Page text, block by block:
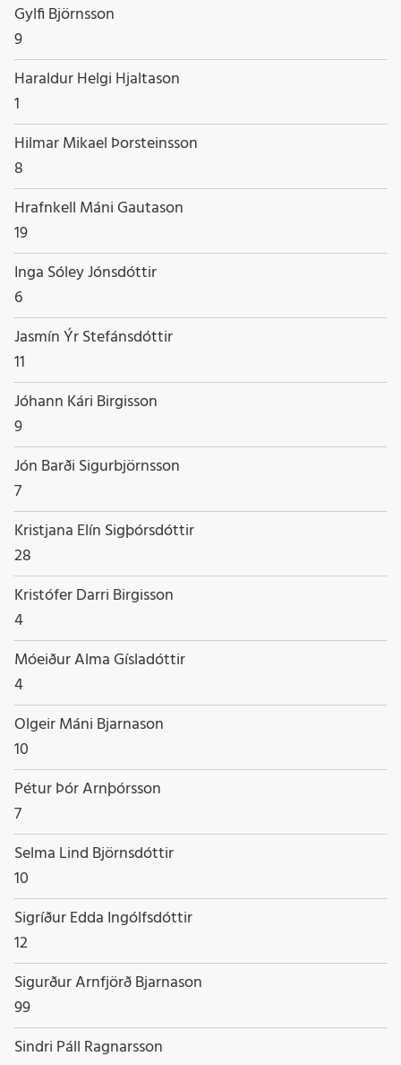
Nafn
Gylfi Björnsson
Starfsheiti
9
Nafn
Haraldur Helgi Hjaltason
Starfsheiti
1
Nafn
Hilmar Mikael Þorsteinsson
Starfsheiti
8
Nafn
Hrafnkell Máni Gautason
Starfsheiti
19
Nafn
Inga Sóley Jónsdóttir
Starfsheiti
6
Nafn
Jasmín Ýr Stefánsdóttir
Starfsheiti
11
Nafn
Jóhann Kári Birgisson
Starfsheiti
9
Nafn
Jón Barði Sigurbjörnsson
Starfsheiti
7
Nafn
Kristjana Elín Sigþórsdóttir
Starfsheiti
28
Nafn
Kristófer Darri Birgisson
Starfsheiti
4
Nafn
Móeiður Alma Gísladóttir
Starfsheiti
4
Nafn
Olgeir Máni Bjarnason
Starfsheiti
10
Nafn
Pétur Þór Arnþórsson
Starfsheiti
7
Nafn
Selma Lind Björnsdóttir
Starfsheiti
10
Nafn
Sigríður Edda Ingólfsdóttir
Starfsheiti
12
Nafn
Sigurður Arnfjörð Bjarnason
Starfsheiti
99
Nafn
Sindri Páll Ragnarsson